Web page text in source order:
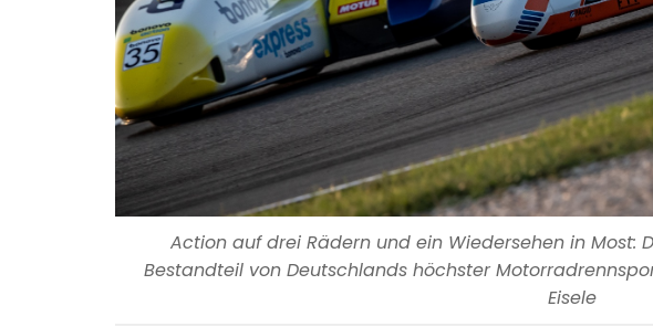
Action auf drei Rädern und ein Wiedersehen in Most:
Bestandteil von Deutschlands höchster
Eisele